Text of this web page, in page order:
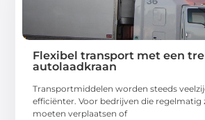
Flexibel transport met een
autolaadkraan
Transportmiddelen worden steeds
efficiënter. Voor bedrijven die regelmatig
moeten verplaatsen of